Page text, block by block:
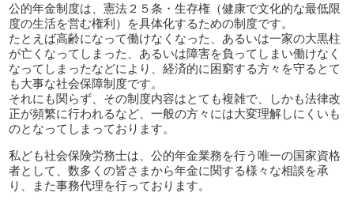
公的年金制度は、憲法２５条・生存権（健康で文化的な最低限
度の生活を営む権利）を具体化するための制度です。
たとえば高齢になって働けなくなった、あるいは一家の大黒柱
が亡くなってしまった、あるいは障害を負ってしまい働けなく
なってしまったなどにより、経済的に困窮する方々を守るとて
も大事な社会保障制度です。
それにも関らず、その制度内容はとても複雑で、しかも法律改
正が頻繁に行われるなど、一般の方々には大変理解しにくいも
のとなってしまっております。
私ども社会保険労務士は、公的年金業務を行う唯一の国家資格
者として、数多くの皆さまから年金に関する様々な相談を承
り、また事務代理を行っております。